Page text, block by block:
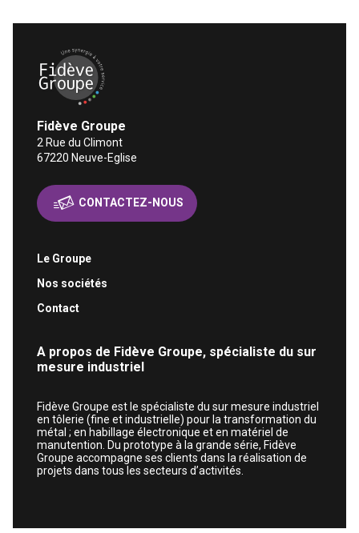
Fidève Groupe Une synergie à votre service
Fidève Groupe
2 Rue du Climont
67220 Neuve-Eglise
CONTACTEZ-NOUS
Le Groupe
Nos sociétés
Contact
A propos de Fidève Groupe, spécialiste du sur
mesure industriel
Fidève Groupe est le spécialiste du sur mesure industriel
en tôlerie (fine et industrielle) pour la transformation du
métal ; en habillage électronique et en matériel de
manutention. Du prototype à la grande série, Fidève
Groupe accompagne ses clients dans la réalisation de
projets dans tous les secteurs d’activités.